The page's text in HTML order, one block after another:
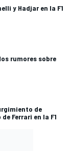
y Hadjar en la F1
rumores sobre
de
Ferrari en la F1